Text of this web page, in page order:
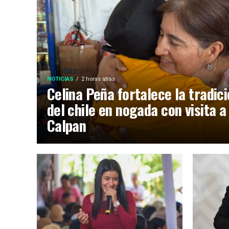
NOTICIAS 2 horas atrás
Celina Peña fortalece la
del chile en nogada con visita a
Calpan